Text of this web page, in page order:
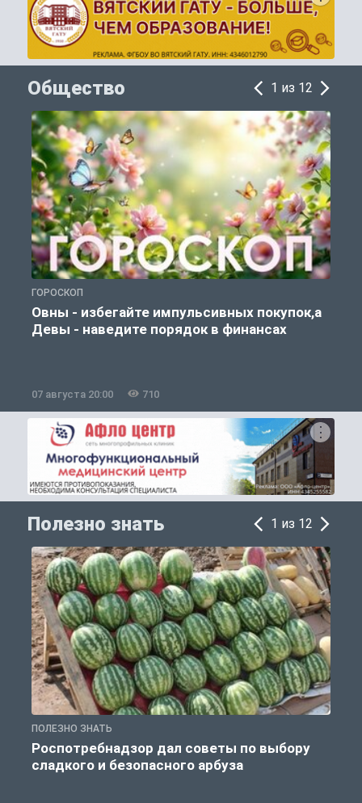
Общество 1 из 12
ГОРОСКОП
Овны - избегайте импульсивных покупок,а
Девы - наведите порядок в финансах
07 августа 20:00 710
Полезно знать 1 из 12
ПОЛЕЗНО ЗНАТЬ
Роспотребнадзор дал советы по выбору
сладкого и безопасного арбуза